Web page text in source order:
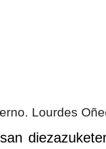
Lourdes